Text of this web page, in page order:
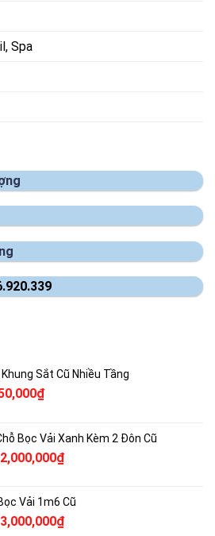
Spa
Sắt Cũ Nhiều Tầng
₫Giá
là:
750,000₫.
Bọc Vải Xanh Kèm 2 Đôn Cũ
Giá
2,000,000₫Giá
là:
2,000,000₫.
Vải 1m6 Cũ
Giá
3,000,000₫Giá